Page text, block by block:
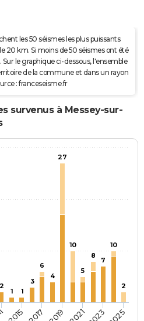
les 50 séismes les plus puissants
20 km. Si moins de 50 séismes ont été
le graphique ci-dessous, l'ensemble
de la commune et dans un rayon
: franceseisme.fr
survenus à Messey-sur-
2
1 1
3
6
4
27
10
5
8
7
10
2
2015 2017 2019 202120232025